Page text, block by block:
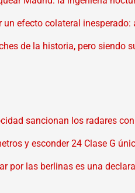
efecto colateral
de la historia, pero siendo
sancionan los radares
y esconder 24 Clase G
por las berlinas es una